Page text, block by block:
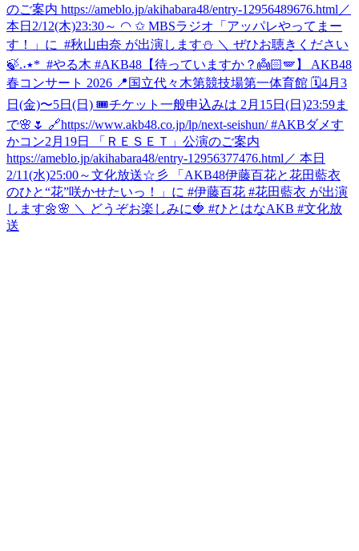
のご案内 https://ameblo.jp/akihabara48/entry-12956489676.html ‎／
‎本日2/12(木)23:30～ ◠ ✩ ‎MBSラジオ「アッパレやってまー
す！」に ‎ ⁦‪#秋山由奈‬⁩ が出演します⛄ ‎＼ ‎ぜひお聴きください
【待っていますか？👼🏻🪽】 AKB48
春コンサート 2026 📍国立代々木第競技場第一体育館 🗓️4月3
日(金)〜5日(日) 🎟️チケット一般申込みは 2月15日(日)23:59ま
で🌸🌷 🔗https://www.akb48.co.jp/lp/next-seishun/ #AKBダメす
かコン2月19日 「ＲＥＳＥＴ」公演のご案内
https://ameblo.jp/akihabara48/entry-12956377476.html ／ 本日
2/11(水)25:00～文化放送☆彡 「AKB48伊藤百花と花田藍衣
のひと“花”咲かせたいっ！」に #伊藤百花 #花田藍衣 が出演
します🌼🌸 ＼ どうぞお楽しみに🍓 #ひとはなAKB #文化放
送